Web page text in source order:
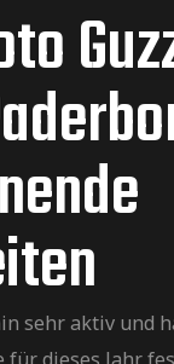
sehr aktiv und